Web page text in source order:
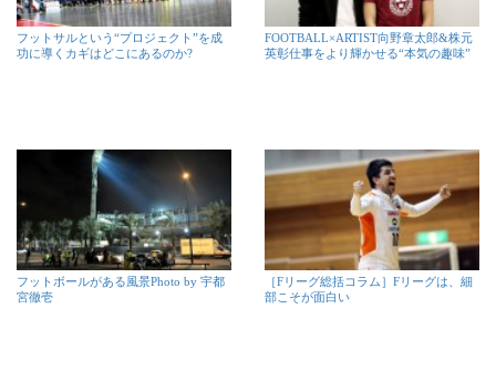
フットサルという“プロジェクト”を成
功に導くカギはどこにあるのか?
FOOTBALL×ARTIST向野章太郎&株元
英彰仕事をより輝かせる“本気の趣味”
フットボールがある風景Photo by 宇都
宮徹壱
［Fリーグ総括コラム］Fリーグは、細
部こそが面白い